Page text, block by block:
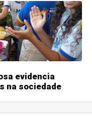
evidencia
na sociedade